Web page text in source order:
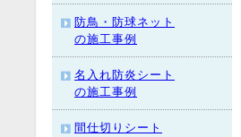
防鳥・防球ネット
の施工事例
名入れ防炎シート
の施工事例
間仕切りシート